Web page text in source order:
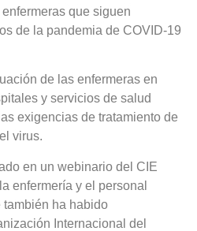
que siguen
de la pandemia de COVID-19
de las enfermeras en
y servicios de salud
exigencias de tratamiento de
virus.
en un webinario del CIE
enfermería y el personal
ha habido
Internacional del